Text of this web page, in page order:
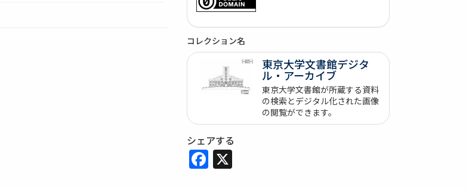
コレクション名
東京大学文書館デジタ
ル・アーカイブ
東京大学文書館が所蔵する資料
の検索とデジタル化された画像
の閲覧ができます。
シェアする
Facebook
X